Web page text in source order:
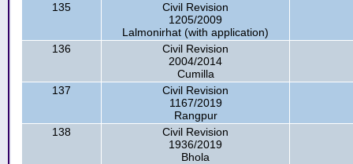
135
Civil Revision
1205/2009
Lalmonirhat (with application)
136
Civil Revision
2004/2014
Cumilla
137
Civil Revision
1167/2019
Rangpur
138
Civil Revision
1936/2019
Bhola